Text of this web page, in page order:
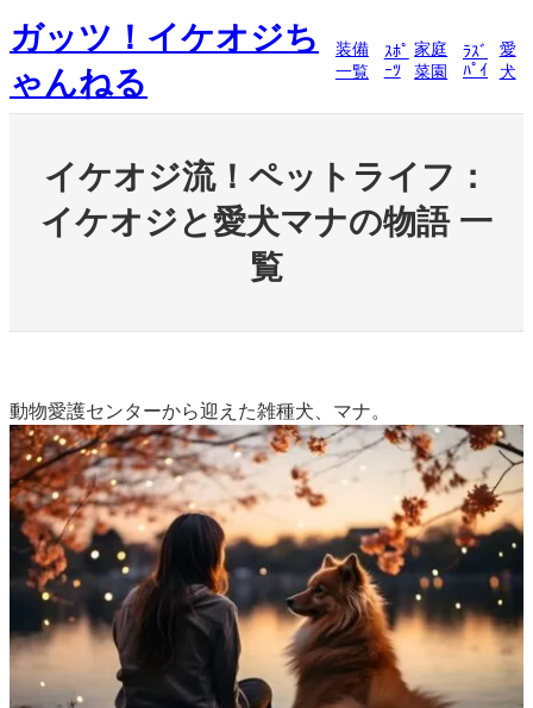
容
ス
キ
ガッツ！イケオジち
ゃんねる
装備
一覧
ｽﾎﾟ
ｰﾂ
家庭
菜園
ﾗｽﾞ
ﾊﾟｲ
愛
犬
イケオジ流！ペットライフ：
イケオジと愛犬マナの物語 一
覧
動物愛護センターから迎えた雑種犬、マナ。